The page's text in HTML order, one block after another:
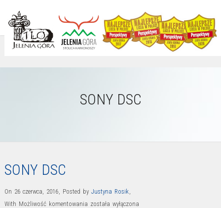
SONY DSC
SONY DSC
On 26 czerwca, 2016, Posted by Justyna Rosik,
With Możliwość komentowania SONY
została wyłączona